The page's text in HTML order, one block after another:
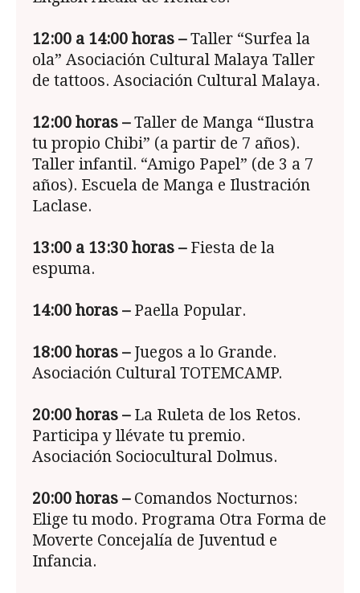
12:00 a 14:00 horas –Taller “Surfea la
ola” Asociación Cultural Malaya Taller
de tattoos. Asociación Cultural Malaya.
12:00 horas –Taller de Manga “Ilustra
tu propio Chibi” (a partir de 7 años).
Taller infantil. “Amigo Papel” (de 3 a 7
años). Escuela de Manga e Ilustración
Laclase.
13:00 a 13:30 horas –Fiesta de la
espuma.
14:00 horas –Paella Popular.
18:00 horas –Juegos a lo Grande.
Asociación Cultural TOTEMCAMP.
20:00 horas –La Ruleta de los Retos.
Participa y llévate tu premio.
Asociación Sociocultural Dolmus.
20:00 horas –Comandos Nocturnos:
Elige tu modo. Programa Otra Forma de
Moverte Concejalía de Juventud e
Infancia.